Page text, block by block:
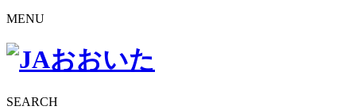
MENU
SEARCH